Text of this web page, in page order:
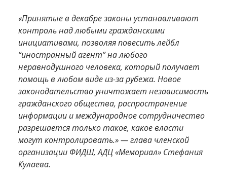
«Принятые в декабре законы устанавливают
контроль над любыми гражданскими
инициативами, позволяя повесить лейбл
“иностранный агент” на любого
неравнодушного человека, который получает
помощь в любом виде из-за рубежа. Новое
законодательство уничтожает независимость
гражданского общества, распространение
информации и международное сотрудничество
разрешается только такое, какое власти
могут контролировать.» — глава членской
организации ФИДШ, АДЦ «Мемориал» Стефания
Кулаева.